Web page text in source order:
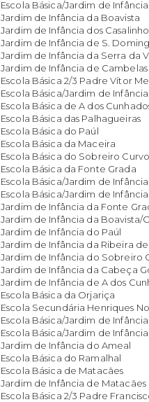
Escola Básica/Jardim de
Jardim de Infância da Boavista
Jardim de Infância dos
Jardim de Infância de S.
Jardim de Infância da Serra da
Jardim de Infância de Cambelas
Escola Básica 2/3 Padre Vítor
Escola Básica/Jardim de
Escola Básica de A dos
Escola Básica das Palhagueiras
Escola Básica do Paúl
Escola Básica da Maceira
Escola Básica do Sobreiro Curvo
Escola Básica da Fonte Grada
Escola Básica/Jardim de
Escola Básica/Jardim de
Jardim de Infância da Fonte
Jardim de Infância da Boavista/
Jardim de Infância do Paúl
Jardim de Infância da Ribeira
Jardim de Infância do Sobreiro
Jardim de Infância da Cabeça
Jardim de Infância de A dos
Escola Básica da Orjariça
Escola Secundária Henriques
Escola Básica/Jardim de
Escola Básica/Jardim de
Jardim de Infância do Ameal
Escola Básica do Ramalhal
Escola Básica de Matacães
Jardim de Infância de Matacães
Escola Básica 2/3 Padre